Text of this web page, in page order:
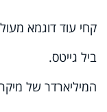
קחי עוד דוגמא
ביל גייטס.
המיליארדר של